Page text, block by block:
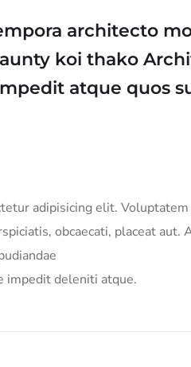
architecto
koi thako
atque quos
adipisicing elit.
obcaecati, placeat aut.
impedit deleniti atque.